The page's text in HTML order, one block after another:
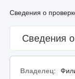
Сведения о
Сведения
Владелец: